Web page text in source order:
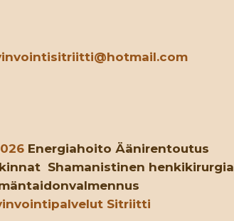
Energiahoito Äänirentoutus
Shamanistinen henkikirurgia
Sitriitti